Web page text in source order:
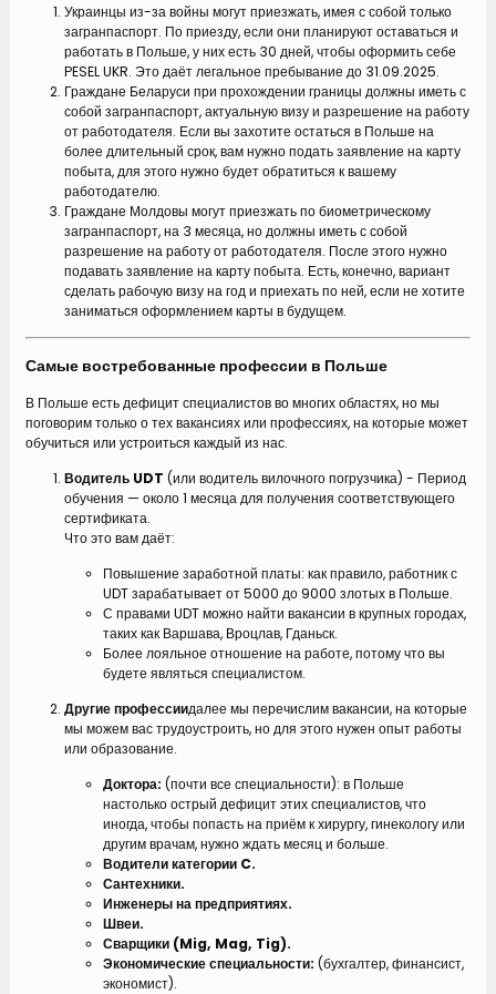
Украинцы из-за войны могут приезжать, имея с собой только
загранпаспорт. По приезду, если они планируют оставаться и
работать в Польше, у них есть 30 дней, чтобы оформить себе
PESEL UKR. Это даёт легальное пребывание до 31.09.2025.
Граждане Беларуси при прохождении границы должны иметь с
собой загранпаспорт, актуальную визу и разрешение на работу
от работодателя. Если вы захотите остаться в Польше на
более длительный срок, вам нужно подать заявление на карту
побыта, для этого нужно будет обратиться к вашему
работодателю.
Граждане Молдовы могут приезжать по биометрическому
загранпаспорт, на 3 месяца, но должны иметь с собой
разрешение на работу от работодателя. После этого нужно
подавать заявление на карту побыта. Есть, конечно, вариант
сделать рабочую визу на год и приехать по ней, если не хотите
заниматься оформлением карты в будущем.
Самые востребованные профессии в Польше
В Польше есть дефицит специалистов во многих областях, но мы
поговорим только о тех вакансиях или профессиях, на которые может
обучиться или устроиться каждый из нас.
Водитель UDT (или водитель вилочного погрузчика) - Период
обучения — около 1 месяца для получения соответствующего
сертификата.
Что это вам даёт:
Повышение заработной платы: как правило, работник с
UDT зарабатывает от 5000 до 9000 злотых в Польше.
С правами UDT можно найти вакансии в крупных городах,
таких как Варшава, Вроцлав, Гданьск.
Более лояльное отношение на работе, потому что вы
будете являться специалистом.
Другие профессиидалее мы перечислим вакансии, на которые
мы можем вас трудоустроить, но для этого нужен опыт работы
или образование.
Доктора: (почти все специальности): в Польше
настолько острый дефицит этих специалистов, что
иногда, чтобы попасть на приём к хирургу, гинекологу или
другим врачам, нужно ждать месяц и больше.
Водители категории C.
Сантехники.
Инженеры на предприятиях.
Швеи.
Сварщики (Mig, Mag, Tig).
Экономические специальности: (бухгалтер, финансист,
экономист).